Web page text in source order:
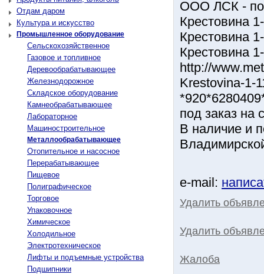
Отдам даром
Культура и искусство
Промышленное оборудование
Сельскохозяйственное
Газовое и топливное
Деревообрабатывающее
Железнодорожное
Складское оборудование
Камнеобрабатывающее
Лабораторное
Машиностроительное
Металлообрабатывающее
Отопительное и насосное
Перерабатывающее
Пищевое
Полиграфическое
Торговое
Упаковочное
Химическое
Холодильное
Электротехническое
Лифты и подъемные устройства
Подшипники
ООО ЛСК -
Крестовина
Крестовина
Крестовина
http://
Krestovina-1-
под заказ на
В наличие и
e-mail:
Удалить
Удалить
Жалоба